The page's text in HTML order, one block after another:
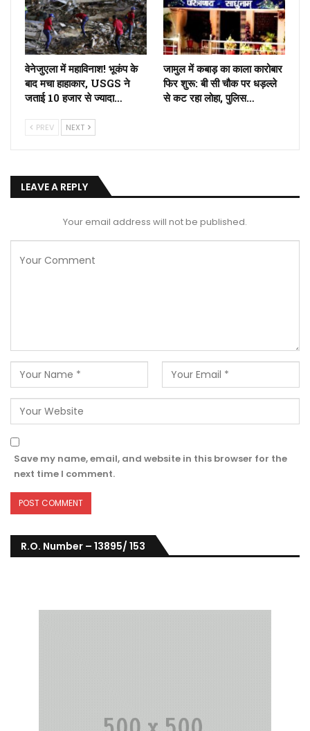
वेनेजुएला में महाविनाश! भूकंप के
बाद मचा हाहाकार, USGS ने
जताई 10 हजार से ज्यादा…
जामुल में कबाड़ का काला कारोबार
फिर शुरू: बी सी चौक पर धड़ल्ले
से कट रहा लोहा, पुलिस…
PREV NEXT
LEAVE A REPLY
Your email address will not be published.
Save my name, email, and website in this browser for the
next time I comment.
R.O. Number – 13895/ 153